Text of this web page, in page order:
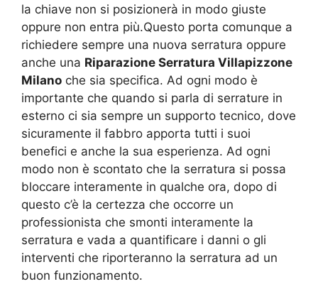
la chiave non si posizionerà in modo giuste
oppure non entra più.Questo porta comunque a
richiedere sempre una nuova serratura oppure
anche una Riparazione Serratura Villapizzone
Milano che sia specifica. Ad ogni modo è
importante che quando si parla di serrature in
esterno ci sia sempre un supporto tecnico, dove
sicuramente il fabbro apporta tutti i suoi
benefici e anche la sua esperienza. Ad ogni
modo non è scontato che la serratura si possa
bloccare interamente in qualche ora, dopo di
questo c’è la certezza che occorre un
professionista che smonti interamente la
serratura e vada a quantificare i danni o gli
interventi che riporteranno la serratura ad un
buon funzionamento.